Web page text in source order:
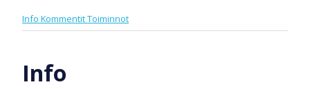
Info KommentitToiminnot
Info